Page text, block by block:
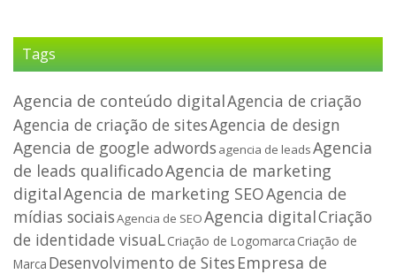
Tags
Agencia de conteúdo digitalAgencia de criação
Agencia de criação de sitesAgencia de design
Agencia de google adwords agencia de leadsAgencia
de leads qualificadoAgencia de marketing
digitalAgencia de marketing SEOAgencia de
mídias sociaisAgencia de SEOAgencia digitalCriação
de identidade visuaLCriação de Logomarca Criação de
Marca Desenvolvimento de Sites Empresa de